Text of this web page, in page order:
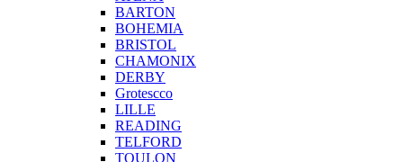
BARTON
BOHEMIA
BRISTOL
CHAMONIX
DERBY
Grotescco
LILLE
READING
TELFORD
TOULON